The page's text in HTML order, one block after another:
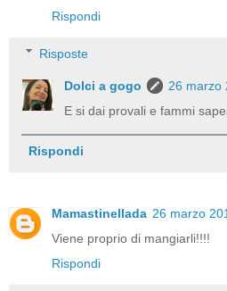
Rispondi
Risposte
Dolci a gogo
26 marzo
E si dai provali e fammi
Rispondi
Mamastinellada 26 marzo
Viene proprio di mangiarli!!!!
Rispondi